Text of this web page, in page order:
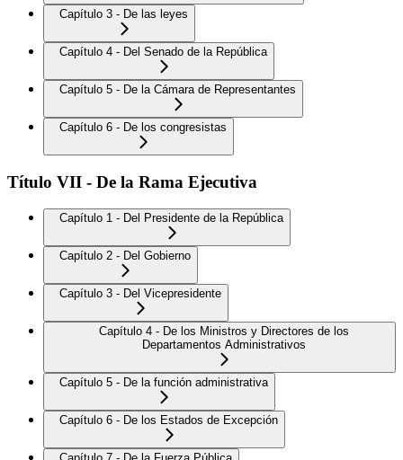
Capítulo 3 - De las leyes
Capítulo 4 - Del Senado de la República
Capítulo 5 - De la Cámara de Representantes
Capítulo 6 - De los congresistas
Título VII - De la Rama Ejecutiva
Capítulo 1 - Del Presidente de la República
Capítulo 2 - Del Gobierno
Capítulo 3 - Del Vicepresidente
Capítulo 4 - De los Ministros y Directores de los
Departamentos Administrativos
Capítulo 5 - De la función administrativa
Capítulo 6 - De los Estados de Excepción